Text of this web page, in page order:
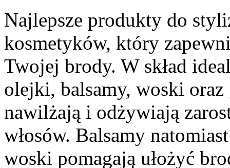
Najlepsze produkty do
kosmetyków, który
Twojej brody. W skład
olejki, balsamy, woski
nawilżają i odżywiają
włosów. Balsamy
woski pomagają ułożyć